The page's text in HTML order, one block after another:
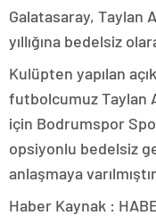
Galatasaray, Taylan
yıllığına bedelsiz
Kulüpten yapılan
futbolcumuz Taylan
için Bodrumspor
opsiyonlu bedelsiz
anlaşmaya
Haber Kaynak :